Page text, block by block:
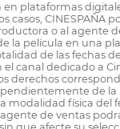
en plataformas
casos, CINESPAÑA
o al agente
la película en una
de las fechas
el canal dedicado a
derechos
de la
modalidad física del
de ventas